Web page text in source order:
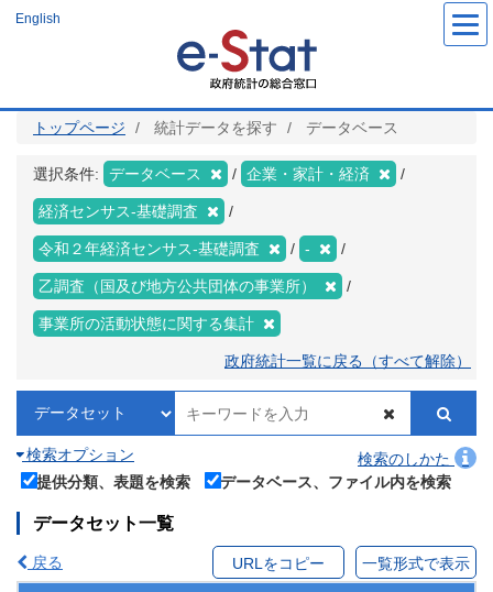
ツ
English
トップページ 統計データを探す データベース
選択条件: データベース 企業・家計・経済
経済センサス‐基礎調査
令和２年経済センサス‐基礎調査 -
乙調査（国及び地方公共団体の事業所）
事業所の活動状態に関する集計
政府統計一覧に戻る（すべて解除）
検索オプション
検索のしかた
提供分類、表題を検索
データベース、ファイル内を検索
データセット一覧
戻る URLをコピー 一覧形式で表示